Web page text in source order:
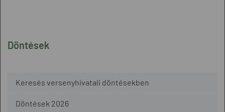
Döntések
Keresés versenyhivatali döntésekben
Döntések 2026